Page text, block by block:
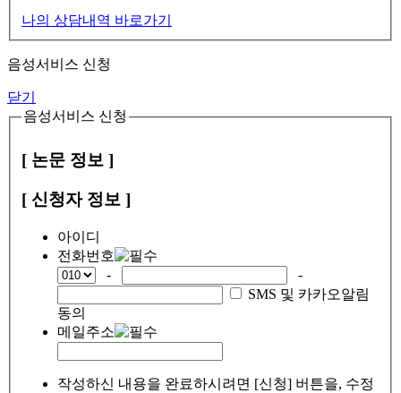
나의 상담내역 바로가기
음성서비스 신청
닫기
음성서비스 신청
[ 논문 정보 ]
[ 신청자 정보 ]
아이디
전화번호
-
-
SMS 및 카카오알림
동의
메일주소
작성하신 내용을 완료하시려면 [신청] 버튼을, 수정